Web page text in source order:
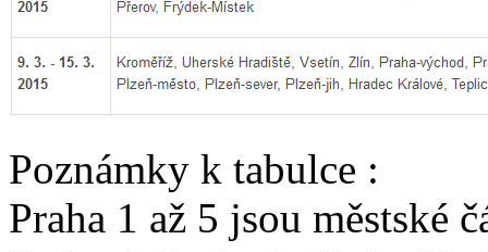
Poznámky k tabulce :
Praha 1 až 5 jsou městské